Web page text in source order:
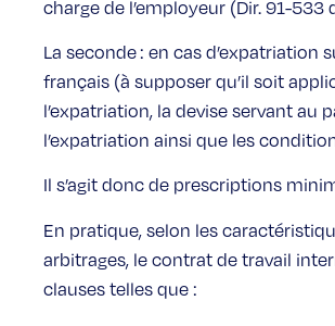
charge de l’employeur (Dir. 91-533
La seconde : en cas d’expatriation
français (à supposer qu’il soit
l’expatriation, la devise servant au
l’expatriation ainsi que les
Il s’agit donc de prescriptions
En pratique, selon les
arbitrages, le contrat de travail
clauses telles que :